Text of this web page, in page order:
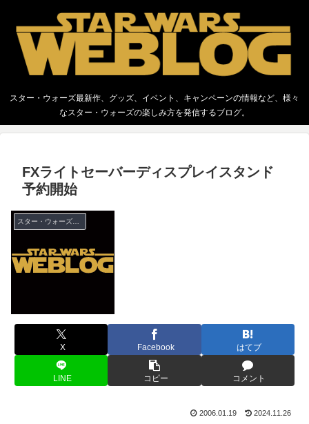
スター・ウォーズ最新作、グッズ、イベント、キャンペーンの情報など、様々
なスター・ウォーズの楽しみ方を発信するブログ。
FXライトセーバーディスプレイスタンド
予約開始
X Facebook はてブ
LINE コピー コメント
2006.01.19 2024.11.26